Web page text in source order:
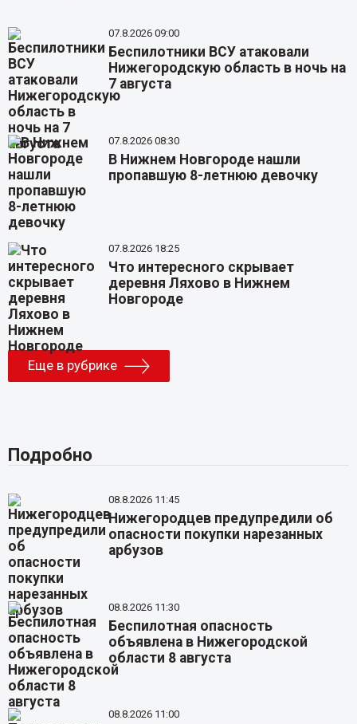
07.8.2026 09:00
Беспилотники ВСУ атаковали
Нижегородскую область в ночь на
7 августа
07.8.2026 08:30
В Нижнем Новгороде нашли
пропавшую 8-летнюю девочку
07.8.2026 18:25
Что интересного скрывает
деревня Ляхово в Нижнем
Новгороде
Еще в рубрике
Подробно
08.8.2026 11:45
Нижегородцев предупредили об
опасности покупки нарезанных
арбузов
08.8.2026 11:30
Беспилотная опасность
объявлена в Нижегородской
области 8 августа
08.8.2026 11:00